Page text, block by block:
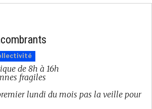
de 8h à 16h
fragiles
lundi du mois pas la veille pour